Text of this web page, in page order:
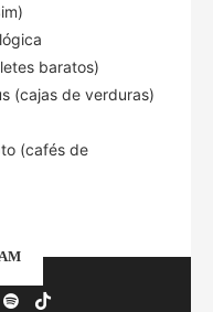
baratos)
(cajas de verduras)
(cafés de